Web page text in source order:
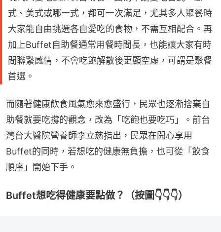
式、美式或哪一式，都可一次滿足，尤其多人聚餐時
大家能自由挑選各自愛吃的食物，不需互相配合。再
加上Buffet自助餐通常用餐時間長，也能讓大家有時
間聯繫感情，不會吃飽解散後更顯空虛，可謂是聚餐
首選。
而隨著健康飲食風氣愈來愈盛行，民眾也逐漸捨棄自
助餐就要吃撐的觀念，改為「吃飽也要吃巧」。前台
灣台大醫院營養師李立慈指出，民眾在開心享用
Buffet的同時，若想吃的健康無負擔，也可從「飲食
順序」開始下手。
Buffet想吃得健康要點做？（按圖👇👇👇）